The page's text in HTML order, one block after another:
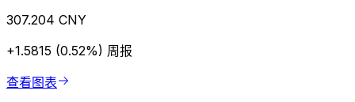
307.204 CNY
+1.5815 (0.52%) 周报
查看图表